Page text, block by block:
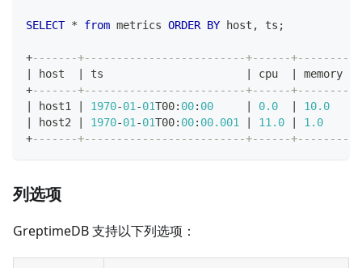
SELECT * from metrics ORDER BY host , ts ;
+-------+-------------------------+------+--------+
host ts cpu memory
+-------+-------------------------+------+--------+
host1 1970-01 -01T00: 00: 00 0.0 10.0
host2 1970-01 -01T00: 00: 00.001 11.0 1.0
+-------+-------------------------+------+--------+
列选项
GreptimeDB 支持以下列选项：